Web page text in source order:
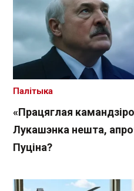
«Працяглая
Лукашэнка нешта,
Пуціна?
Палітыка